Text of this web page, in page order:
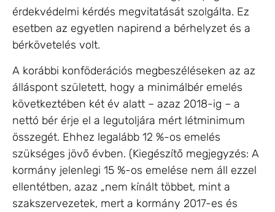
érdekvédelmi kérdés megvitatását szolgálta. Ez
esetben az egyetlen napirend a bérhelyzet és a
bérkövetelés volt.
A korábbi konföderációs megbeszéléseken az az
álláspont született, hogy a minimálbér emelés
következtében két év alatt – azaz 2018-ig – a
nettó bér érje el a legutoljára mért létminimum
összegét. Ehhez legalább 12 %-os emelés
szükséges jövő évben. (Kiegészítő megjegyzés: A
kormány jelenlegi 15 %-os emelése nem áll ezzel
ellentétben, azaz „nem kínált többet, mint a
szakszervezetek, mert a kormány 2017-es és